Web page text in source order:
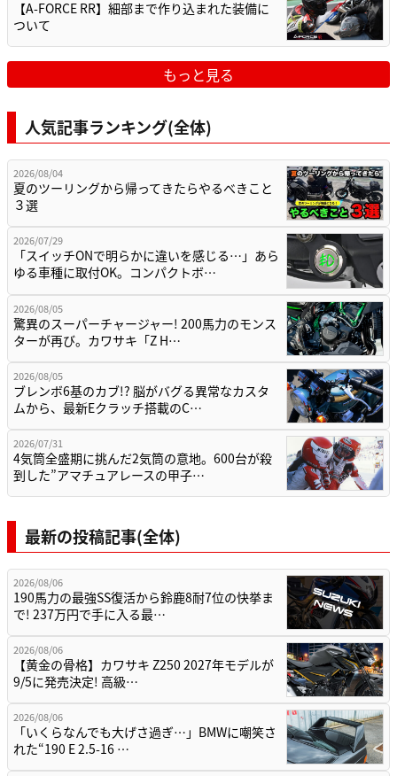
【A-FORCE RR】細部まで作り込まれた装備に
ついて
もっと見る
人気記事ランキング(全体)
2026/08/04
夏のツーリングから帰ってきたらやるべきこと
３選
2026/07/29
「スイッチONで明らかに違いを感じる…」あら
ゆる車種に取付OK。コンパクトボ…
2026/08/05
驚異のスーパーチャージャー! 200馬力のモンス
ターが再び。カワサキ「Z H…
2026/08/05
ブレンボ6基のカブ!? 脳がバグる異常なカスタ
ムから、最新Eクラッチ搭載のC…
2026/07/31
4気筒全盛期に挑んだ2気筒の意地。600台が殺
到した”アマチュアレースの甲子…
最新の投稿記事(全体)
2026/08/06
190馬力の最強SS復活から鈴鹿8耐7位の快挙ま
で! 237万円で手に入る最…
2026/08/06
【黄金の骨格】カワサキ Z250 2027年モデルが
9/5に発売決定! 高級…
2026/08/06
「いくらなんでも大げさ過ぎ…」BMWに嘲笑さ
れた“190 E 2.5-16 …